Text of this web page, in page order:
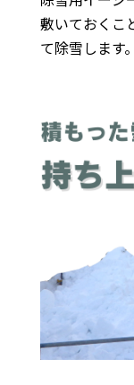
敷いておくこ
て除雪します。